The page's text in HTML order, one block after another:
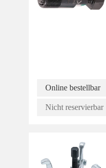
Online bestellbar
Nicht reservierbar